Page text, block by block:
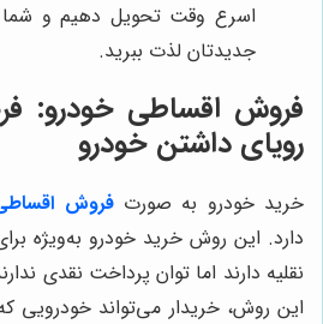
اسرع وقت تحویل دهیم و شما
جدیدتان لذت ببرید.
فروش اقساطی خودرو:
رویای داشتن خودرو
خرید خودرو به صورتفروش
دارد. این روش خرید خودرو به‌ویژه
نقلیه دارند اما توان پرداخت نقدی
این روش، خریدار می‌تواند خودرویی که